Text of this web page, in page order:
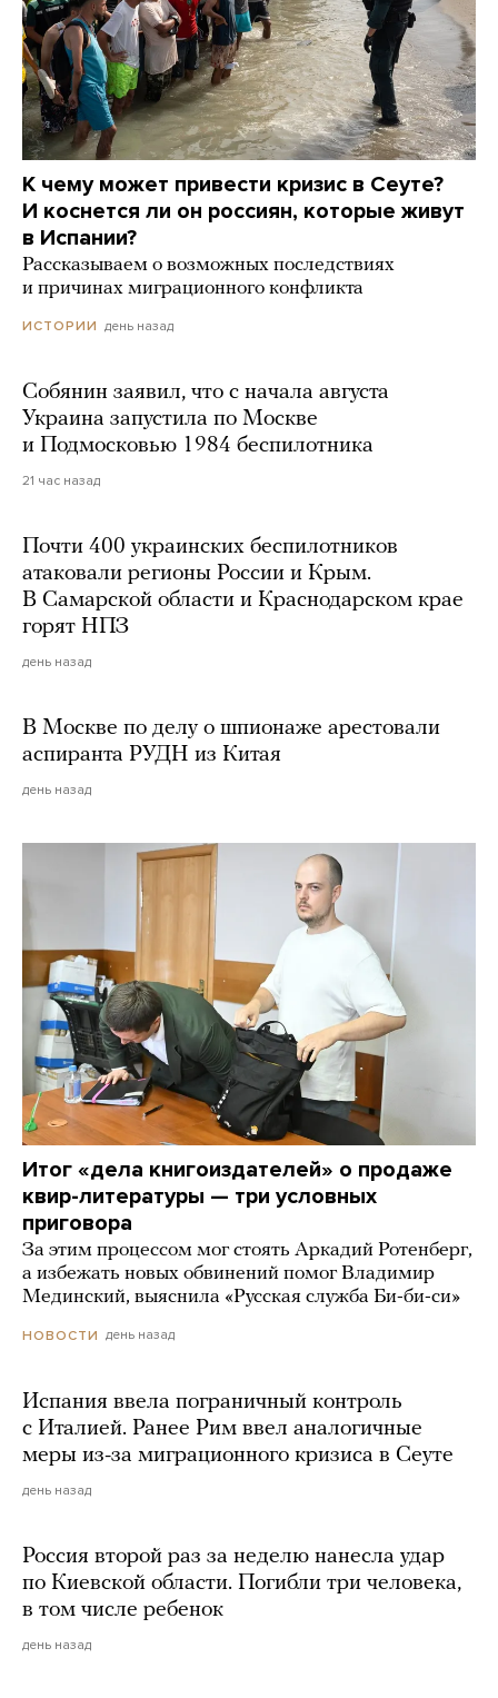
К чему может привести кризис в Сеуте?
И коснется ли он россиян, которые живут
в Испании?
Рассказываем о возможных последствиях
и причинах миграционного конфликта
ИСТОРИИ день назад
Собянин заявил, что с начала августа
Украина запустила по Москве
и Подмосковью 1984 беспилотника
21 час назад
Почти 400 украинских беспилотников
атаковали регионы России и Крым.
В Самарской области и Краснодарском крае
горят НПЗ
день назад
В Москве по делу о шпионаже арестовали
аспиранта РУДН из Китая
день назад
Итог «дела книгоиздателей» о продаже
квир-литературы — три условных
приговора
За этим процессом мог стоять Аркадий Ротенберг,
а избежать новых обвинений помог Владимир
Мединский, выяснила «Русская служба Би-би-си»
НОВОСТИ день назад
Испания ввела пограничный контроль
с Италией. Ранее Рим ввел аналогичные
меры из-за миграционного кризиса в Сеуте
день назад
Россия второй раз за неделю нанесла удар
по Киевской области. Погибли три человека,
в том числе ребенок
день назад